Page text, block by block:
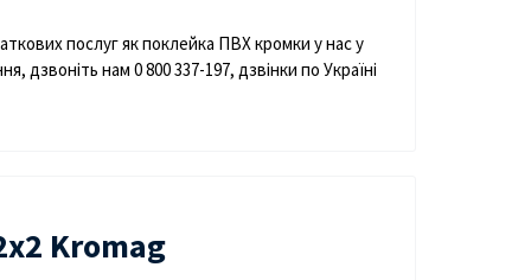
послуг як поклейка ПВХ кромки у нас у
дзвоніть нам 0 800 337-197, дзвінки по Україні
Kromag